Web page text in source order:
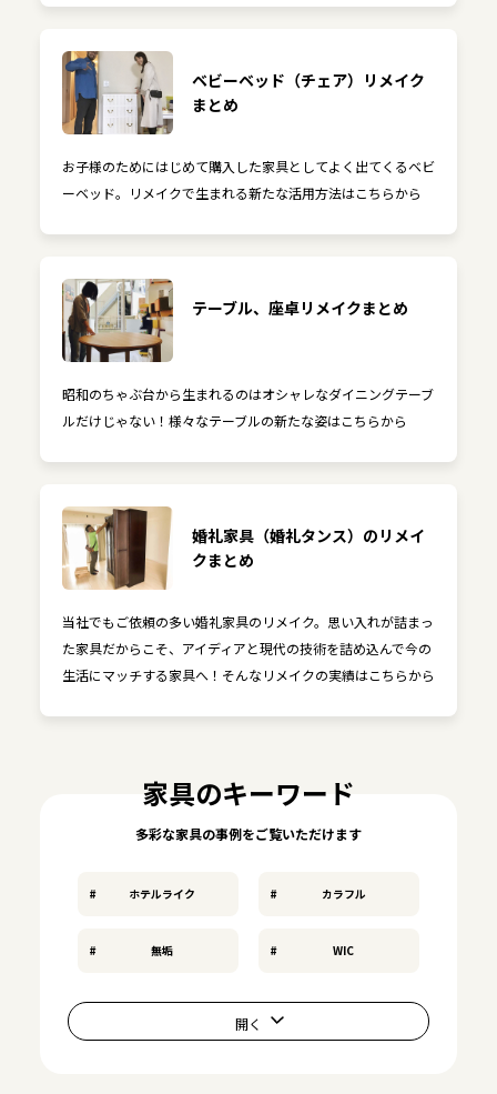
ベビーベッド（チェア）リメイク
まとめ
お子様のためにはじめて購入した家具としてよく出てくるベビ
ーベッド。リメイクで生まれる新たな活用方法はこちらから
テーブル、座卓リメイクまとめ
昭和のちゃぶ台から生まれるのはオシャレなダイニングテーブ
ルだけじゃない！様々なテーブルの新たな姿はこちらから
婚礼家具（婚礼タンス）のリメイ
クまとめ
当社でもご依頼の多い婚礼家具のリメイク。思い入れが詰まっ
た家具だからこそ、アイディアと現代の技術を詰め込んで今の
生活にマッチする家具へ！そんなリメイクの実績はこちらから
家具のキーワード
多彩な家具の事例をご覧いただけます
ホテルライク カラフル
無垢 WIC